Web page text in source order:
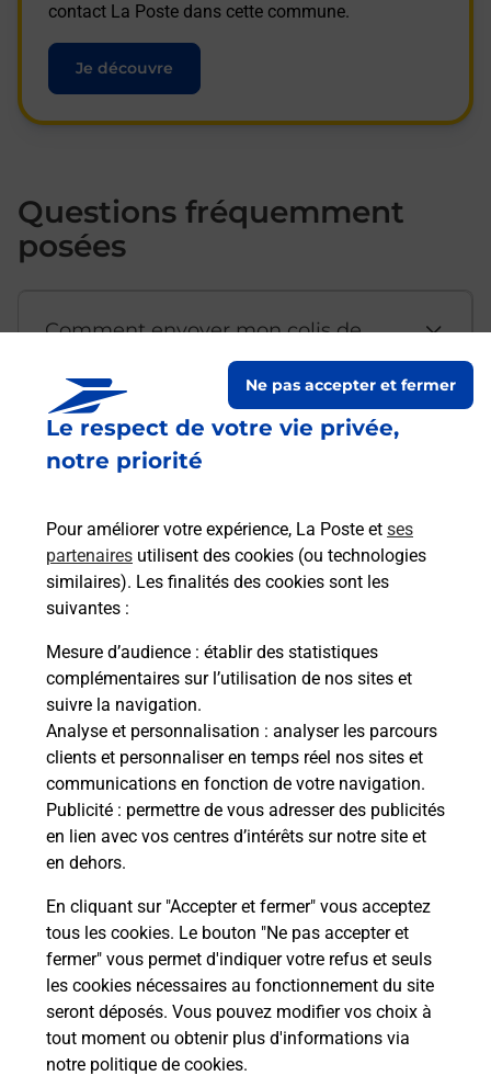
Le respect de votre vie privée,
notre priorité
Pour améliorer votre expérience, La Poste et ses
partenaires utilisent des cookies (ou technologies
similaires). Les finalités des cookies sont les
suivantes :
Mesure d’audience : établir des statistiques
complémentaires sur l’utilisation de nos sites et
suivre la navigation.
Analyse et personnalisation : analyser les parcours
clients et personnaliser en temps réel nos sites et
communications en fonction de votre navigation.
Publicité : permettre de vous adresser des publicités
en lien avec vos centres d’intérêts sur notre site et
en dehors.
En cliquant sur "Accepter et fermer" vous acceptez
tous les cookies. Le bouton "Ne pas accepter et
fermer" vous permet d'indiquer votre refus et seuls
les cookies nécessaires au fonctionnement du site
seront déposés. Vous pouvez modifier vos choix à
tout moment ou obtenir plus d'informations via
notre politique de cookies.
Ne pas accepter et fermer
contact La Poste dans cette commune.
Je découvre
Questions fréquemment
posées
Comment envoyer mon colis de
Est-il possible d’acheter un
emballage directement depuis un
Comment demander une
modification de livraison ?
Comment La Poste participe-t-elle
à votre sécurité au quotidien ?
Puis-je passer mon code de la route
avec La Poste et sous quelles
conditions ?
Localiser Liste Charente PRESSIGNAC